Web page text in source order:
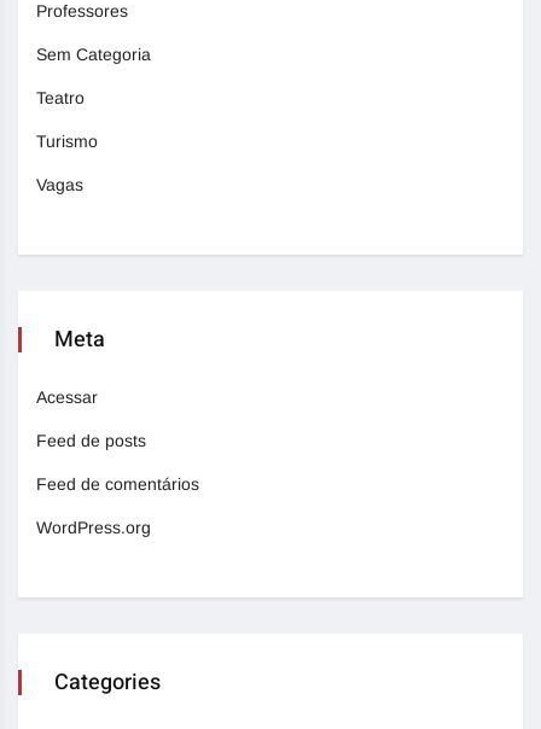
Professores
Sem Categoria
Teatro
Turismo
Vagas
Meta
Acessar
Feed de posts
Feed de comentários
WordPress.org
Categories